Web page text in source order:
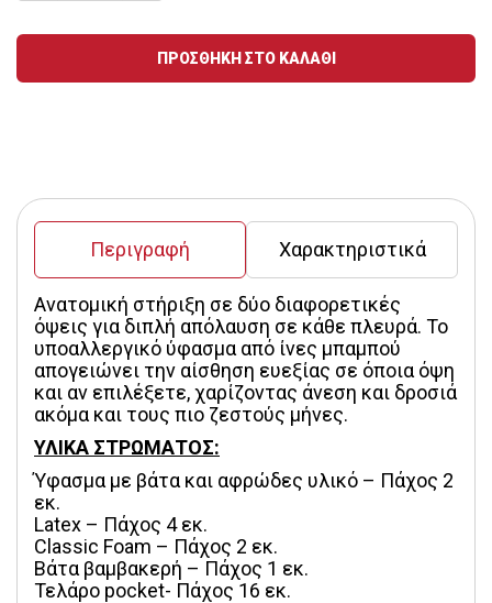
ΠΡΟΣΘΗΚΗ ΣΤΟ ΚΑΛΑΘΙ
Περιγραφή Χαρακτηριστικά
Ανατομική στήριξη σε δύο διαφορετικές
όψεις για διπλή απόλαυση σε κάθε πλευρά. Το
υποαλλεργικό ύφασμα από ίνες μπαμπού
απογειώνει την αίσθηση ευεξίας σε όποια όψη
και αν επιλέξετε, χαρίζοντας άνεση και δροσιά
ακόμα και τους πιο ζεστούς μήνες.
ΥΛΙΚΑ ΣΤΡΩΜΑΤΟΣ:
Ύφασμα με βάτα και αφρώδες υλικό – Πάχος 2
εκ.
Latex – Πάχος 4 εκ.
Classic Foam – Πάχος 2 εκ.
Βάτα βαμβακερή – Πάχος 1 εκ.
Τελάρο pocket- Πάχος 16 εκ.